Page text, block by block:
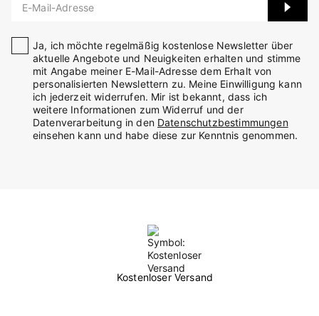
E-Mail-Adresse
Ja, ich möchte regelmäßig kostenlose Newsletter über
aktuelle Angebote und Neuigkeiten erhalten und stimme
mit Angabe meiner E-Mail-Adresse dem Erhalt von
personalisierten Newslettern zu. Meine Einwilligung kann
ich jederzeit widerrufen. Mir ist bekannt, dass ich
weitere Informationen zum Widerruf und der
Datenverarbeitung in den Datenschutzbestimmungen
einsehen kann und habe diese zur Kenntnis genommen.
Kostenloser Versand